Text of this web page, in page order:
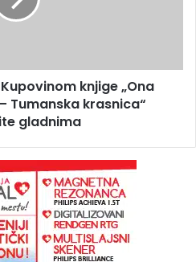
knjige „Ona
Tumanska krasnica“
gladnima